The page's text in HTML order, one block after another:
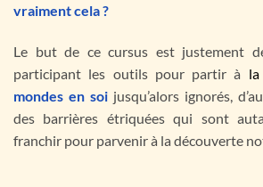
vraiment cela ?
Le but de ce cursus est justement
participant les outils pour partir à la
mondes en soi jusqu’alors ignorés,
des barrières étriquées qui sont
franchir pour parvenir à la découverte